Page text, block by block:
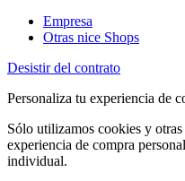
Empresa
Otras nice Shops
Desistir del contrato
Personaliza tu experiencia de
Sólo utilizamos cookies y
experiencia de compra
individual.